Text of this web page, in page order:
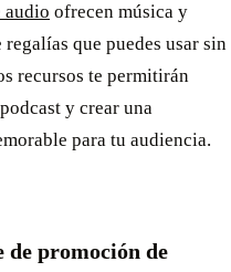
audio ofrecen música y
que puedes usar sin
recursos te permitirán
y crear una
para tu audiencia.
de promoción de